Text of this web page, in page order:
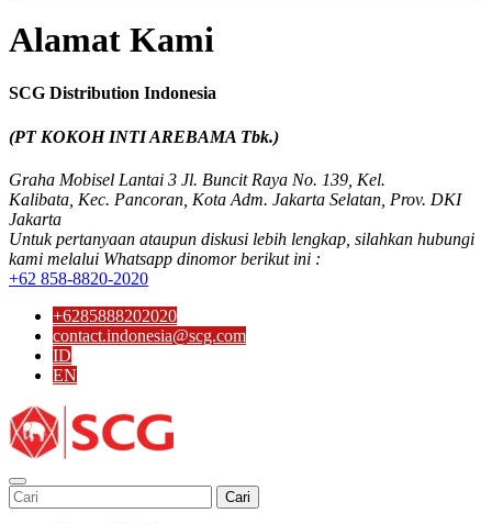
Alamat Kami
SCG Distribution Indonesia
(PT KOKOH INTI AREBAMA Tbk.)
Graha Mobisel Lantai 3 Jl. Buncit Raya No. 139, Kel.
Kalibata, Kec. Pancoran, Kota Adm. Jakarta Selatan, Prov. DKI
Jakarta
Untuk pertanyaan ataupun diskusi lebih lengkap, silahkan hubungi
kami melalui Whatsapp dinomor berikut ini :
+62 858-8820-2020
+6285888202020
contact.indonesia@scg.com
ID
EN
Cari